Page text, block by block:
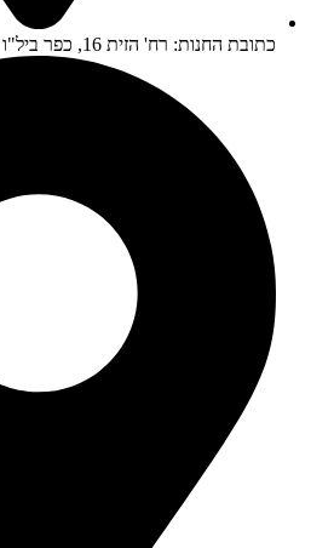
כתובת החנות: רח' הזית 16, כפר ביל"ו